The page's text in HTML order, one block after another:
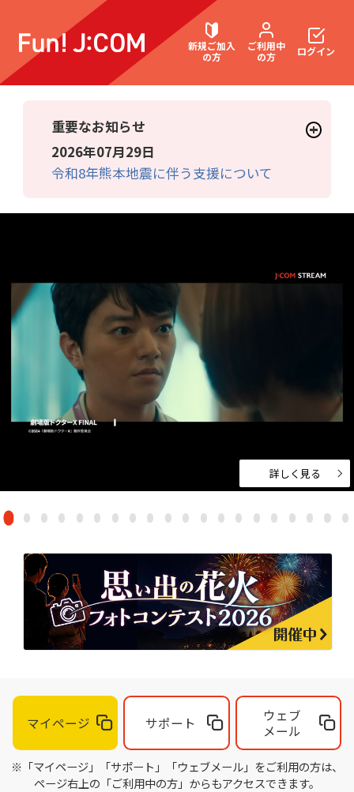
新規ご加入
の方
ご利用中
の方
お困りごと解決・よくあるご質問
ウェブメール マガジン
ログイン
重要なお知らせ
2026年07月29日
令和8年熊本地震に伴う支援について
詳しく見る
マイページ サポート
ウェブ
メール
※「マイページ」「サポート」「ウェブメール」をご利用の方は、
ページ右上の「ご利用中の方」からもアクセスできます。